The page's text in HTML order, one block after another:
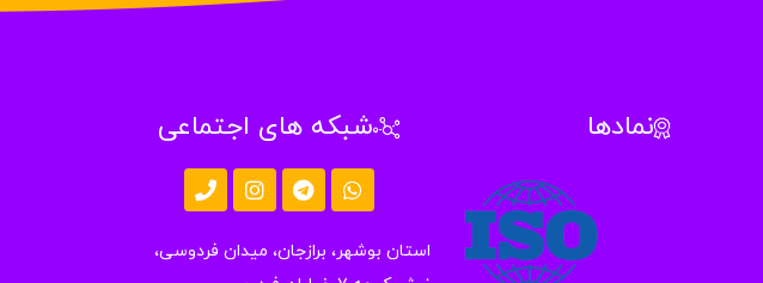
نمادها شبکه های اجتماعی
استان بوشهر، برازجان، میدان فردوسی،